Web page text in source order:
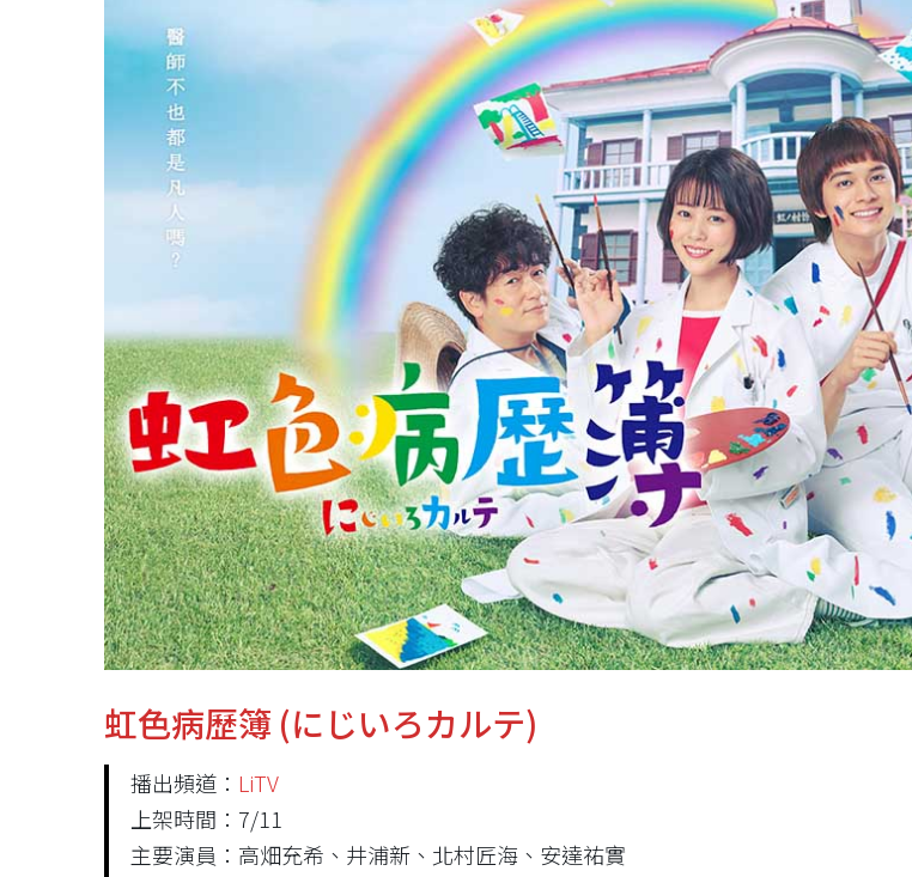
虹色病歷簿 (にじいろカルテ)
播出頻道： LiTV
上架時間：7/11
主要演員：高畑充希、井浦新、北村匠海、安達祐實